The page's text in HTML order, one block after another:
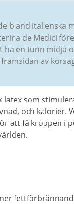
bland italienska
de Medici
en tunn midja
av
latex som
och kalorier.
att få kroppen i